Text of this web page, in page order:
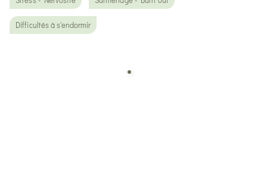
Difficultés à s'endormir